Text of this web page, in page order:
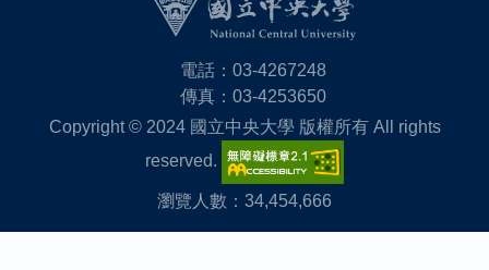
電話：03-4267248
傳真：03-4253650
Copyright © 2024 國立中央大學 版權所有 All rights
reserved.
瀏覽人數：34,454,666